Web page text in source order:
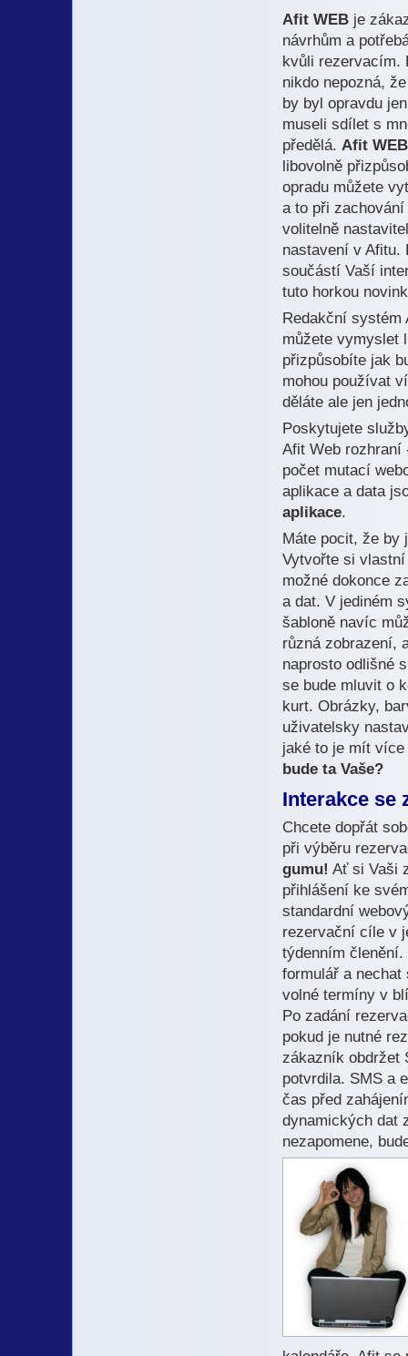
Afit WEB je
návrhům a
kvůli rezervacím.
nikdo nepozná,
by byl opravdu
museli sdílet s
předělá. Afit WEB
libovolně
opradu můžete
a to při
volitelně
nastavení v Afitu.
součástí Vaší
tuto horkou
Redakční systém
můžete vymyslet
přizpůsobíte jak
mohou používat
děláte ale jen
Poskytujete
Afit Web rozhraní
počet mutací
aplikace a data
aplikace.
Máte pocit, že by
Vytvořte si
možné dokonce
a dat. V jediném
šabloně navíc
různá zobrazení,
naprosto odlišné
se bude mluvit o
kurt. Obrázky,
uživatelsky
jaké to je mít
bude ta Vaše?
Interakce se
Chcete dopřát
při výběru
gumu! Ať si Vaši
přihlášení ke
standardní
rezervační cíle v
týdenním
formulář a
volné termíny v
Po zadání
pokud je nutné
zákazník obdržet
potvrdila. SMS a
čas před
dynamických dat
nezapomene,